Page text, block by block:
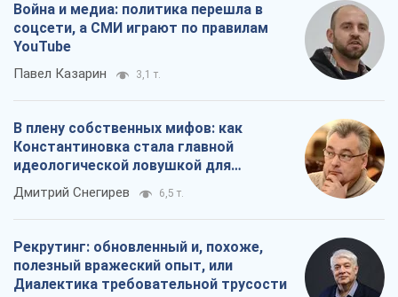
Война и медиа: политика перешла в
соцсети, а СМИ играют по правилам
YouTube
Павел Казарин 3,1 т.
В плену собственных мифов: как
Константиновка стала главной
идеологической ловушкой для
российских оккупантов
Дмитрий Снегирев 6,5 т.
Рекрутинг: обновленный и, похоже,
полезный вражеский опыт, или
Диалектика требовательной трусости